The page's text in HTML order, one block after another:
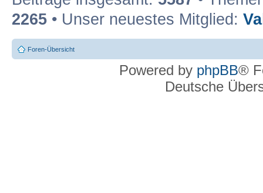
2265 • Unser neuestes Mitglied:
Foren-Übersicht
Powered by phpBB®
Deutsche